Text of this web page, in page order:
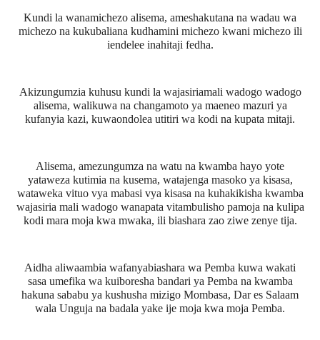
Kundi la wanamichezo alisema, ameshakutana na wadau wa
michezo na kukubaliana kudhamini michezo kwani michezo ili
iendelee inahitaji fedha.
Akizungumzia kuhusu kundi la wajasiriamali wadogo wadogo
alisema, walikuwa na changamoto ya maeneo mazuri ya
kufanyia kazi, kuwaondolea utitiri wa kodi na kupata mitaji.
Alisema, amezungumza na watu na kwamba hayo yote
yataweza kutimia na kusema, watajenga masoko ya kisasa,
wataweka vituo vya mabasi vya kisasa na kuhakikisha kwamba
wajasiria mali wadogo wanapata vitambulisho pamoja na kulipa
kodi mara moja kwa mwaka, ili biashara zao ziwe zenye tija.
Aidha aliwaambia wafanyabiashara wa Pemba kuwa wakati
sasa umefika wa kuiboresha bandari ya Pemba na kwamba
hakuna sababu ya kushusha mizigo Mombasa, Dar es Salaam
wala Unguja na badala yake ije moja kwa moja Pemba.